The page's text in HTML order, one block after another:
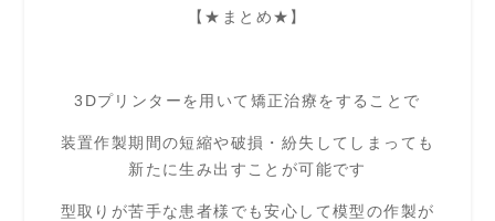
【★まとめ★】
3Dプリンターを用いて矯正治療をすることで
装置作製期間の短縮や破損・紛失してしまっても
新たに生み出すことが可能です
型取りが苦手な患者様でも安心して模型の作製が